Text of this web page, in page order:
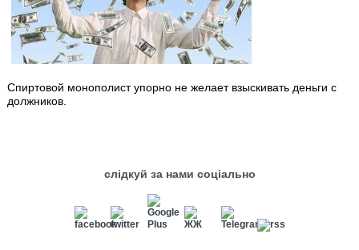
Спиртовой монополист упорно не желает взыскивать деньги с
должников.
слідкуй за нами соціально